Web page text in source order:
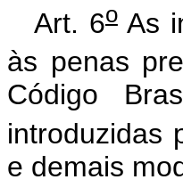
Art. 6oAs
às penas
Código
introduzidas
e demais